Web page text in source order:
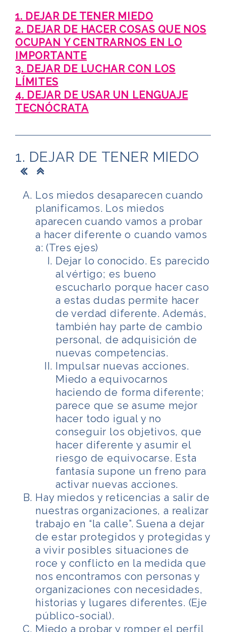
1. DEJAR DE TENER MIEDO
2. DEJAR DE HACER COSAS QUE NOS
OCUPAN Y CENTRARNOS EN LO
IMPORTANTE
3. DEJAR DE LUCHAR CON LOS
LÍMITES
4. DEJAR DE USAR UN LENGUAJE
TECNÓCRATA
1. DEJAR DE TENER MIEDO
Los miedos desaparecen cuando
planificamos. Los miedos
aparecen cuando vamos a probar
a hacer diferente o cuando vamos
a: (Tres ejes)
Dejar lo conocido. Es parecido
al vértigo; es bueno
escucharlo porque hacer caso
a estas dudas permite hacer
de verdad diferente. Además,
también hay parte de cambio
personal, de adquisición de
nuevas competencias.
Impulsar nuevas acciones.
Miedo a equivocarnos
haciendo de forma diferente;
parece que se asume mejor
hacer todo igual y no
conseguir los objetivos, que
hacer diferente y asumir el
riesgo de equivocarse. Esta
fantasía supone un freno para
activar nuevas acciones.
Hay miedos y reticencias a salir de
nuestras organizaciones, a realizar
trabajo en “la calle”. Suena a dejar
de estar protegidos y protegidas y
a vivir posibles situaciones de
roce y conflicto en la medida que
nos encontramos con personas y
organizaciones con necesidades,
historias y lugares diferentes. (Eje
público-social).
Miedo a probar y romper el perfil